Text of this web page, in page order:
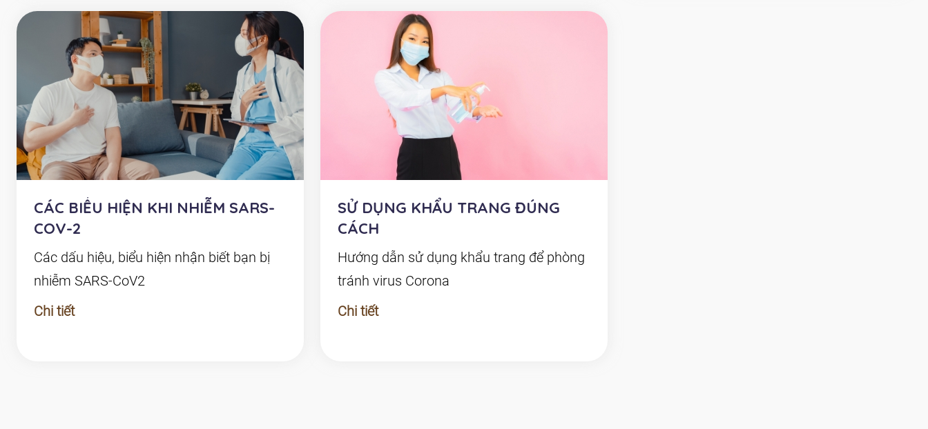
CÁC BIỂU HIỆN KHI NHIỄM SARS-
COV-2
Các dấu hiệu, biểu hiện nhận biết bạn bị
nhiễm SARS-CoV2
Chi tiết
SỬ DỤNG KHẨU TRANG ĐÚNG
CÁCH
Hướng dẫn sử dụng khẩu trang để phòng
tránh virus Corona
Chi tiết